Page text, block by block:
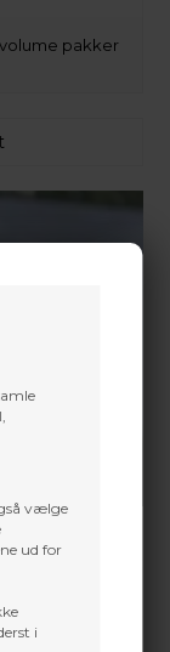
vælge
ud for
i
pakker